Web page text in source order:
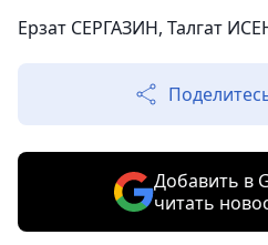
Ерзат СЕРГАЗИН, Талгат
Добавить в
читать